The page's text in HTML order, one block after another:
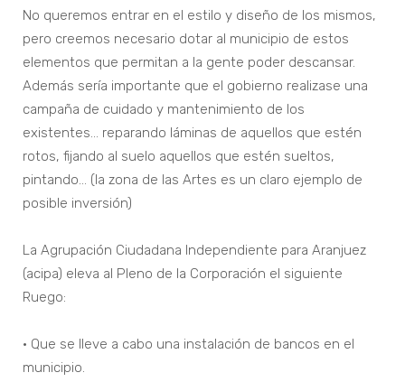
No queremos entrar en el estilo y diseño de los mismos,
pero creemos necesario dotar al municipio de estos
elementos que permitan a la gente poder descansar.
Además sería importante que el gobierno realizase una
campaña de cuidado y mantenimiento de los
existentes… reparando láminas de aquellos que estén
rotos, fijando al suelo aquellos que estén sueltos,
pintando… (la zona de las Artes es un claro ejemplo de
posible inversión)
La Agrupación Ciudadana Independiente para Aranjuez
(acipa) eleva al Pleno de la Corporación el siguiente
Ruego:
• Que se lleve a cabo una instalación de bancos en el
municipio.